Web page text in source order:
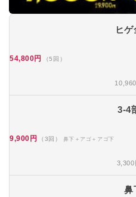
ヒ
54,800円 （5回）
3-4
9,900円 （3回） 鼻下＋アゴ＋アゴ下
3,300
鼻